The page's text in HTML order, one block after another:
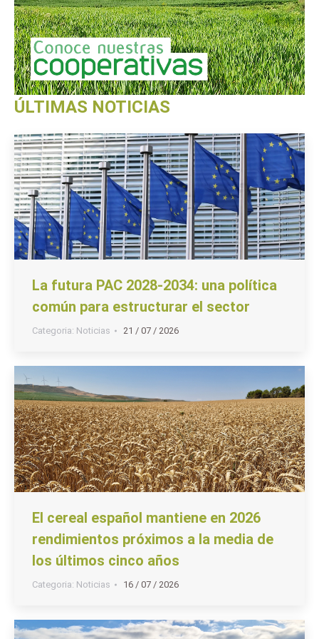
ÚLTIMAS NOTICIAS
La futura PAC 2028-2034: una política
común para estructurar el sector
Categoria: Noticias 21 / 07 / 2026
El cereal español mantiene en 2026
rendimientos próximos a la media de
los últimos cinco años
Categoria: Noticias 16 / 07 / 2026